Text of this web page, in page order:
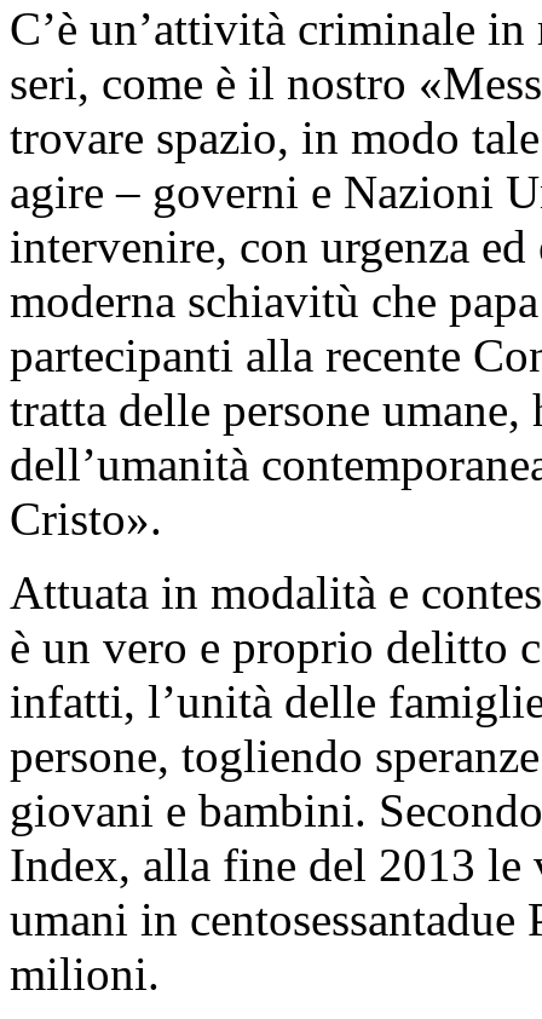
C’è un’attività criminale
seri, come è il nostro
trovare spazio, in modo
agire – governi e Nazioni
intervenire, con urgenza
moderna schiavitù che
partecipanti alla recente
tratta delle persone
dell’umanità
Cristo».
Attuata in modalità e
è un vero e proprio delitto
infatti, l’unità delle
persone, togliendo
giovani e bambini.
Index, alla fine del 2013
umani in centosessantadue
milioni.